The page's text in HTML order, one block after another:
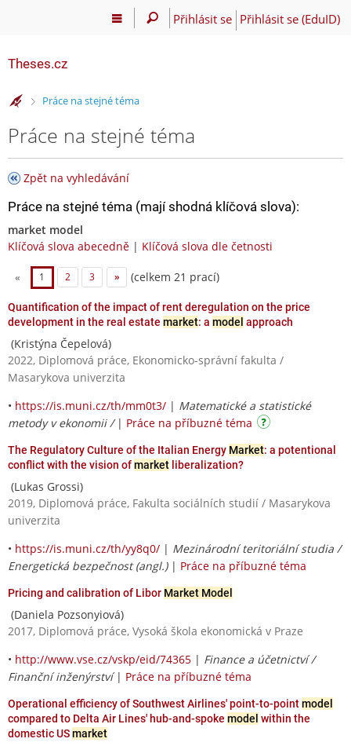
Přihlásit se Přihlásit se (EduID)
Theses.cz
>Práce na stejné téma
Práce na stejné téma
Zpět na vyhledávání
Práce na stejné téma (mají shodná klíčová slova):
market model
Klíčová slova abecedně | Klíčová slova dle četnosti
« 1 2 3 » (celkem 21 prací)
Quantification of the impact of rent deregulation on the price
development in the real estate market: a model approach
(Kristýna Čepelová)
2022, Diplomová práce, Ekonomicko-správní fakulta /
Masarykova univerzita
• https://is.muni.cz/th/mm0t3/ | Matematické a statistické
metody v ekonomii / | Práce na příbuzné téma
The Regulatory Culture of the Italian Energy Market: a potentional
conflict with the vision ofmarket liberalization?
(Lukas Grossi)
2019, Diplomová práce, Fakulta sociálních studií / Masarykova
univerzita
• https://is.muni.cz/th/yy8q0/ | Mezinárodní teritoriální studia /
Energetická bezpečnost (angl.)| Práce na příbuzné téma
Pricing and calibration of Libor Market Model
(Daniela Pozsonyiová)
2017, Diplomová práce, Vysoká škola ekonomická v Praze
• http://www.vse.cz/vskp/eid/74365 | Finance a účetnictví /
Finanční inženýrství| Práce na příbuzné téma
Operational efficiency of Southwest Airlines' point-to-pointmodel
compared to Delta Air Lines' hub-and-spoke model within the
domestic USmarket